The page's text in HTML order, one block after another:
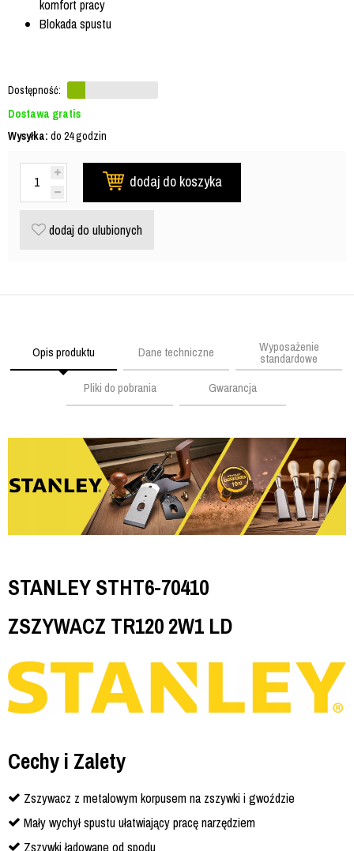
komfort pracy
Blokada spustu
Dostępność:
Dostawa gratis
Wysyłka: do 24 godzin
dodaj do koszyka
dodaj do ulubionych
Opis produktu Dane techniczne Wyposażenie
standardowe
Pliki do pobrania
Gwarancja
STANLEY STHT6-70410
ZSZYWACZ TR120 2W1 LD
Cechy i Zalety
Zszywacz z metalowym korpusem na zszywki i gwoździe
Mały wychył spustu ułatwiający pracę narzędziem
Zszywki ładowane od spodu